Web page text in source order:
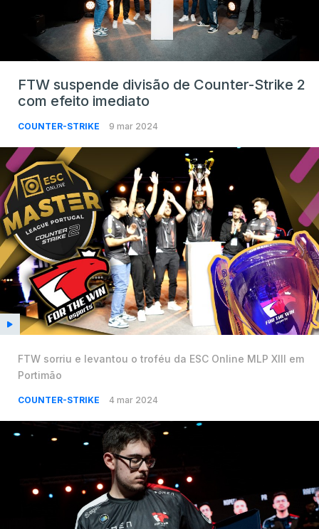
FTW suspende divisão de Counter-Strike 2
com efeito imediato
COUNTER-STRIKE 9 mar 2024
FTW sorriu e levantou o troféu da ESC Online MLP XIII em
Portimão
COUNTER-STRIKE 4 mar 2024